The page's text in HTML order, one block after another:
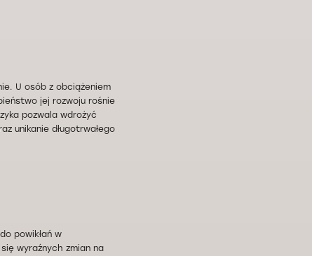
U osób z obciążeniem
jej rozwoju rośnie
pozwala wdrożyć
unikanie długotrwałego
powikłań w
wyraźnych zmian na